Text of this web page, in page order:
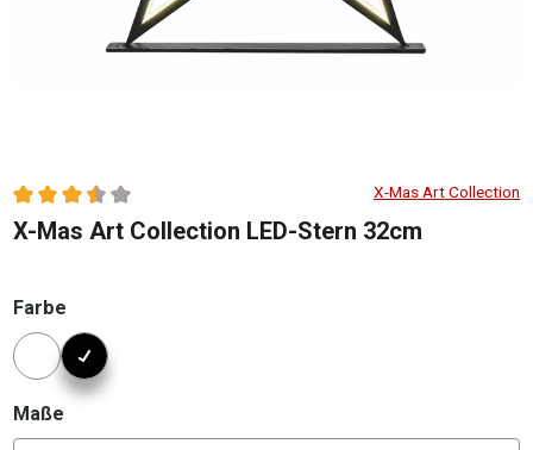
Durchschnittliche Bewertung von 3.45 von 5 Sternen
X-Mas Art Collection
X-Mas Art Collection LED-Stern 32cm
Farbe
Konfigurator Farbe
Maße